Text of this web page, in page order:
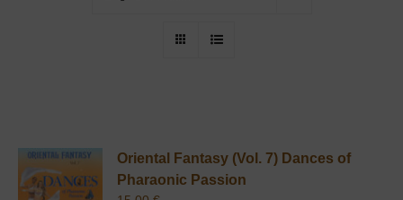
Oriental Fantasy (Vol. 7) Dances of
Pharaonic Passion